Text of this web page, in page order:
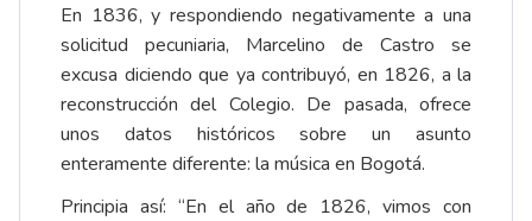
En 1836, y respondiendo negativamente a una
solicitud pecuniaria, Marcelino de Castro se
excusa diciendo que ya contribuyó, en 1826, a la
reconstrucción del Colegio. De pasada, ofrece
unos datos históricos sobre un asunto
enteramente diferente: la música en Bogotá.
Principia así: “En el año de 1826, vimos con